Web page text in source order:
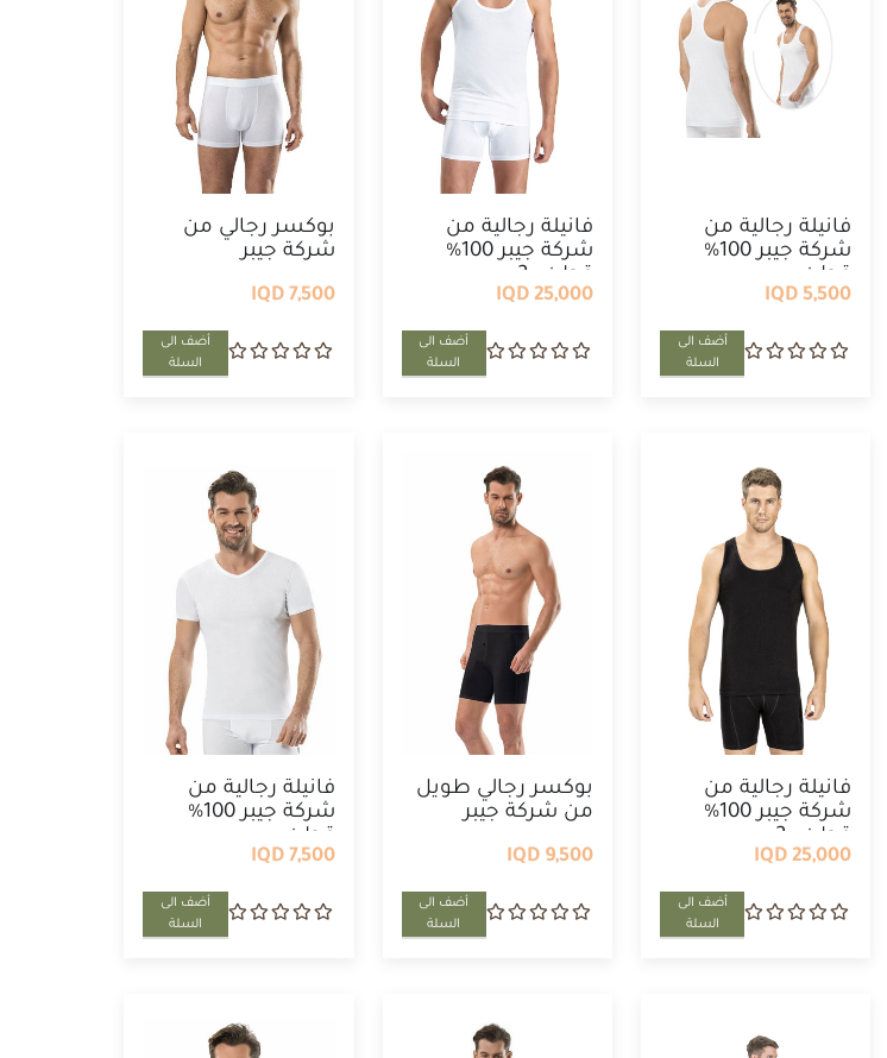
فانيلة رجالية من
شركة جيبر 100%
قطن
5,500 IQD
أضف الى
السلة
فانيلة رجالية من
شركة جيبر 100%
قطن , 2 ...
25,000 IQD
أضف الى
السلة
بوكسر رجالي من
شركة جيبر
7,500 IQD
أضف الى
السلة
فانيلة رجالية من
شركة جيبر 100%
قطن , 2 ...
25,000 IQD
أضف الى
السلة
بوكسر رجالي طويل
من شركة جيبر
9,500 IQD
أضف الى
السلة
فانيلة رجالية من
شركة جيبر 100%
قطن
7,500 IQD
أضف الى
السلة